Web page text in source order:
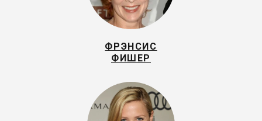
ФРЭНСИС
ФИШЕР